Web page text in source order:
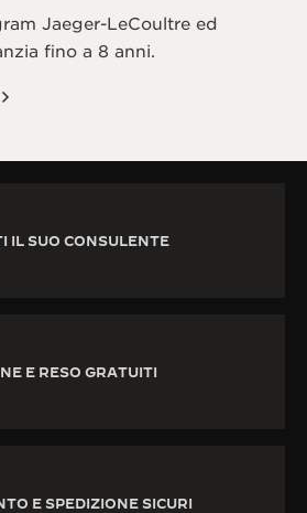
Jaeger-LeCoultre ed
fino a 8 anni.
IL SUO CONSULENTE
E RESO GRATUITI
E SPEDIZIONE SICURI